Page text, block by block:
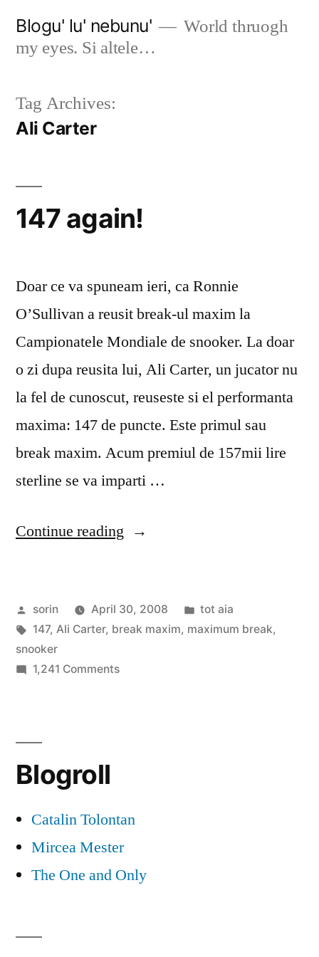
Blogu' lu' nebunu'
World thruogh
my eyes. Si altele…
Tag Archives:
Ali Carter
147 again!
Doar ce va spuneam ieri, ca Ronnie
O’Sullivan a reusit break-ul maxim la
Campionatele Mondiale de snooker. La doar
o zi dupa reusita lui, Ali Carter, un jucator nu
la fel de cunoscut, reuseste si el performanta
maxima: 147 de puncte. Este primul sau
break maxim. Acum premiul de 157mii lire
sterline se va imparti …
Continue reading “147
Posted
by
sorin April 30, 2008
Posted
in
tot aia
Tags:
147, Ali Carter, break maxim, maximum break,
snooker
1,241 Commentson
Blogroll
Catalin Tolontan
Mircea Mester
The One and Only